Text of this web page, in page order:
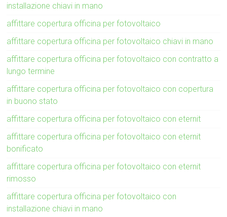
installazione chiavi in mano
affittare copertura officina per fotovoltaico
affittare copertura officina per fotovoltaico chiavi in mano
affittare copertura officina per fotovoltaico con contratto a
lungo termine
affittare copertura officina per fotovoltaico con copertura
in buono stato
affittare copertura officina per fotovoltaico con eternit
affittare copertura officina per fotovoltaico con eternit
bonificato
affittare copertura officina per fotovoltaico con eternit
rimosso
affittare copertura officina per fotovoltaico con
installazione chiavi in mano